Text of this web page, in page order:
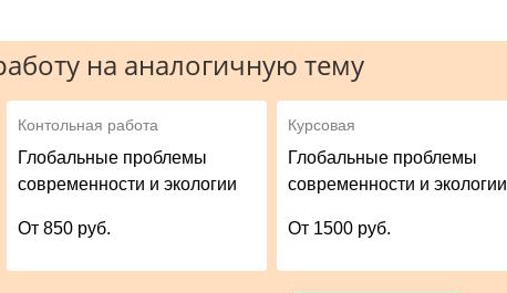
на аналогичную тему
Контольная работа
Глобальные проблемы
современности и экологии
От 850 руб.
Курсовая
Глобальные проблемы
современности и экологии
От 1500 руб.